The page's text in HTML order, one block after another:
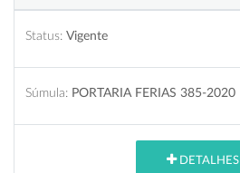
Status: Vigente
Súmula: PORTARIA FERIAS 385-2020
DETALHES